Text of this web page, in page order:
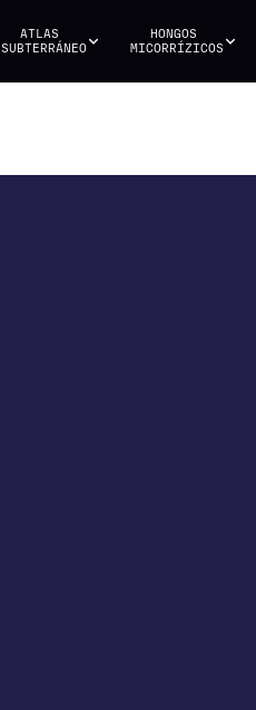
ATLAS
SUBTERRÁNEO
HONGOS
MICORRÍZICOS